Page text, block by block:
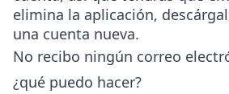
elimina la aplicación,
una cuenta nueva.
No recibo ningún correo
¿qué puedo hacer?